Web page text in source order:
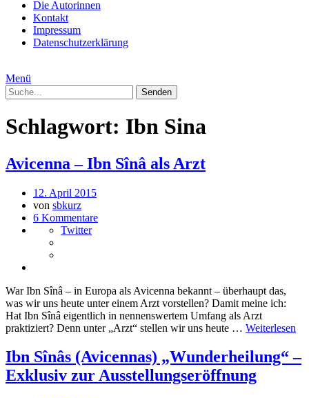
Die Autorinnen
Kontakt
Impressum
Datenschutzerklärung
Menü
Schlagwort: Ibn Sina
Avicenna – Ibn Sînâ als Arzt
12. April 2015
von sbkurz
6 Kommentare
Twitter
War Ibn Sînâ – in Europa als Avicenna bekannt – überhaupt das,
was wir uns heute unter einem Arzt vorstellen? Damit meine ich:
Hat Ibn Sînâ eigentlich in nennenswertem Umfang als Arzt
praktiziert? Denn unter „Arzt“ stellen wir uns heute … Weiterlesen
Ibn Sînâs (Avicennas) „Wunderheilung“ –
Exklusiv zur Ausstellungseröffnung